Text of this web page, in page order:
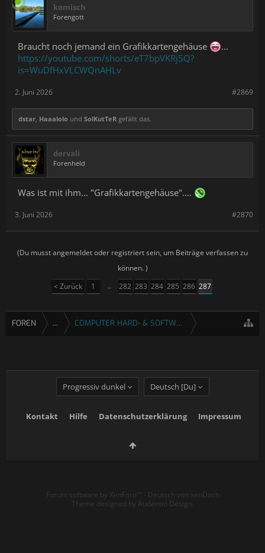
komisch
Forengott
Braucht noch jemand ein Grafikkartengehäuse
...
https://youtube.com/shorts/eT7bpVKRj5Q?
is=WuDfHxVLCWQnAHLv
#2869
2. Juni 2026
dstar, Haaalolo und SolKutTeR gefällt das.
dervali
Forenheld
Was ist mit ihm... "Grafikkartengehäuse"....
#2870
3. Juni 2026
(Du musst angemeldet oder registriert sein, um Beiträge verfassen zu
können. )
< Zurück
1 ← 282 283 284 285 286 287
FOREN ... COMPUTER HARD- & SOFTWARE
Progressiv dunkel Deutsch [Du]
Kontakt Hilfe Datenschutzerklärung Impressum
Forum software by XenForo™ - Deutsch von xenDach
Theme designed by Audentio Design.